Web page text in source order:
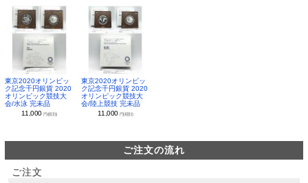
東京2020オリンピッ
ク記念千円銀貨 2020
オリンピック競技大
会/水泳 完未品
11,000円(税別)
東京2020オリンピッ
ク記念千円銀貨 2020
オリンピック競技大
会/陸上競技 完未品
11,000 円(税別)
ご注文の流れ
ご注文